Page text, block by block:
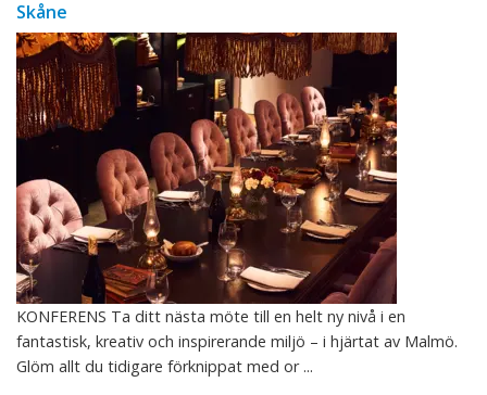
Skåne
KONFERENS Ta ditt nästa möte till en helt ny nivå i en
fantastisk, kreativ och inspirerande miljö – i hjärtat av Malmö.
Glöm allt du tidigare förknippat med or ...